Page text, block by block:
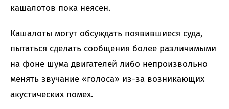
кашалотов пока неясен.
Кашалоты могут обсуждать появившиеся суда,
пытаться сделать сообщения более различимыми
на фоне шума двигателей либо непроизвольно
менять звучание «голоса» из-за возникающих
акустических помех.